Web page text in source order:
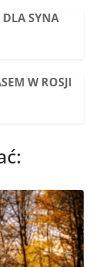
SYNA
W ROSJI